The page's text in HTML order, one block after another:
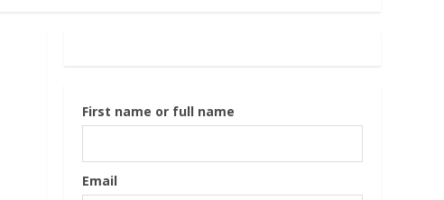
First name or full name
Email